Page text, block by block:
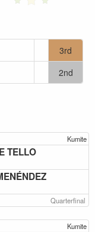
3rd
2nd
Kumite
TELLO
Quarterfinal
Kumite